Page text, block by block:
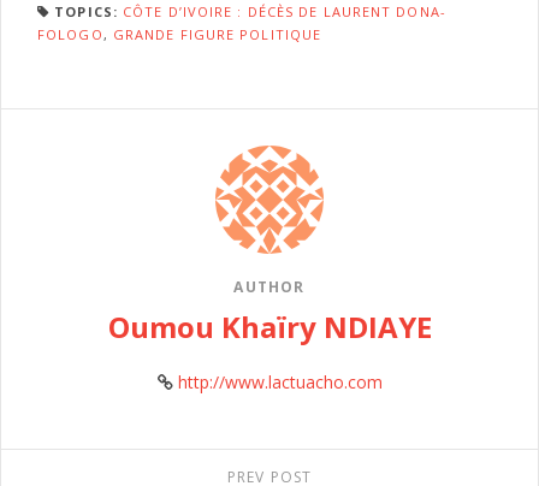
TOPICS: CÔTE D’IVOIRE : DÉCÈS DE LAURENT DONA-
FOLOGO , GRANDE FIGURE POLITIQUE
AUTHOR
Oumou Khaïry NDIAYE
http://www.lactuacho.com
PREV POST